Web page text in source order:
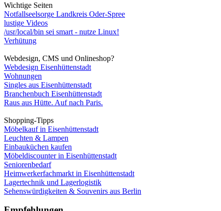
Wichtige Seiten
Notfallseelsorge Landkreis Oder-Spree
lustige Videos
/usr/local/bin sei smart - nutze Linux!
Verhütung
Webdesign, CMS und Onlineshop?
Webdesign Eisenhüttenstadt
Wohnungen
Singles aus Eisenhüttenstadt
Branchenbuch Eisenhüttenstadt
Raus aus Hütte. Auf nach Paris.
Shopping-Tipps
Möbelkauf in Eisenhüttenstadt
Leuchten & Lampen
Einbauküchen kaufen
Möbeldiscounter in Eisenhüttenstadt
Seniorenbedarf
Heimwerkerfachmarkt in Eisenhüttenstadt
Lagertechnik und Lagerlogistik
Sehenswürdigkeiten & Souvenirs aus Berlin